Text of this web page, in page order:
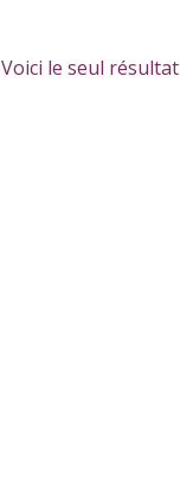
Voici le seul résultat